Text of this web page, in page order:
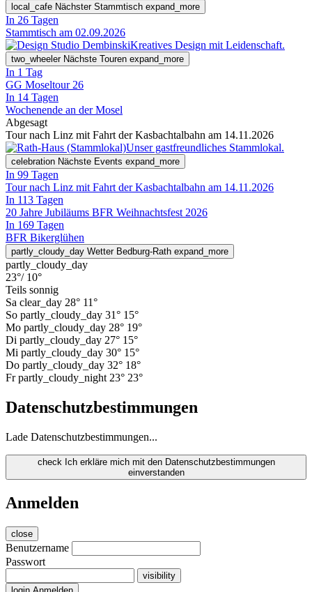
local_cafe Nächster Stammtisch expand_more
In 26 Tagen
Stammtisch am 02.09.2026
Kreatives Design mit Leidenschaft.
two_wheeler Nächste Touren expand_more
In 1 Tag
GG Moseltour 26
In 14 Tagen
Wochenende an der Mosel
Abgesagt
Tour nach Linz mit Fahrt der Kasbachtalbahn am 14.11.2026
Unser gastfreundliches Stammlokal.
celebration Nächste Events expand_more
In 99 Tagen
Tour nach Linz mit Fahrt der Kasbachtalbahn am 14.11.2026
In 113 Tagen
20 Jahre Jubiläums BFR Weihnachtsfest 2026
In 169 Tagen
BFR Bikerglühen
partly_cloudy_day Wetter Bedburg-Rath expand_more
partly_cloudy_day
23°/ 10°
Teils sonnig
Sa clear_day 28° 11°
So partly_cloudy_day 31° 15°
Mo partly_cloudy_day 28° 19°
Di partly_cloudy_day 27° 15°
Mi partly_cloudy_day 30° 15°
Do partly_cloudy_day 32° 18°
Fr partly_cloudy_night 23° 23°
Datenschutzbestimmungen
Lade Datenschutzbestimmungen...
check Ich erkläre mich mit den Datenschutzbestimmungen
einverstanden
Anmelden
close
Benutzername
Passwort
visibility
login Anmelden